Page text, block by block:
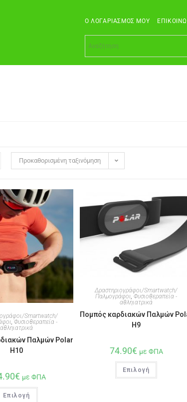
Ο ΛΟΓΑΡΙΑΣΜΌΣ ΜΟΥ
Προκαθορισμένη ταξινόμηση
Smartwatch/
,Φυσιοθεραπεία -
αθληιατρικά
Παλμών Polar
H10
€ με ΦΠΑ
Επιλογή
Δραστηριογράφοι/Smartwatch/
Παλμογράφοι ,Φυσιοθεραπεία -
αθληιατρικά
Πομπός καρδιακών Παλμών
H9
74.90€ με ΦΠΑ
Επιλογή